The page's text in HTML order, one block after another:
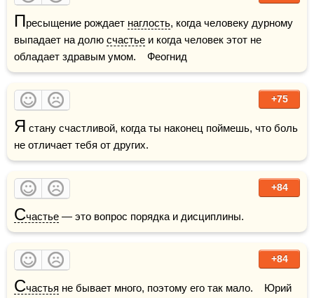
Пресыщение рождает наглость, когда человеку дурному
выпадает на долю счастье и когда человек этот не
обладает здравым умом.    Феогнид
+75
Я стану счастливой, когда ты наконец поймешь, что боль
не отличает тебя от других.
+84
Счастье — это вопрос порядка и дисциплины.
+84
Счастья не бывает много, поэтому его так мало.    Юрий